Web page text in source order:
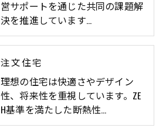
営サポートを通じた共同の課題解
決を推進しています…
注文住宅
理想の住宅は快適さやデザイン
性、将来性を重視しています。ZE
H基準を満たした断熱性…